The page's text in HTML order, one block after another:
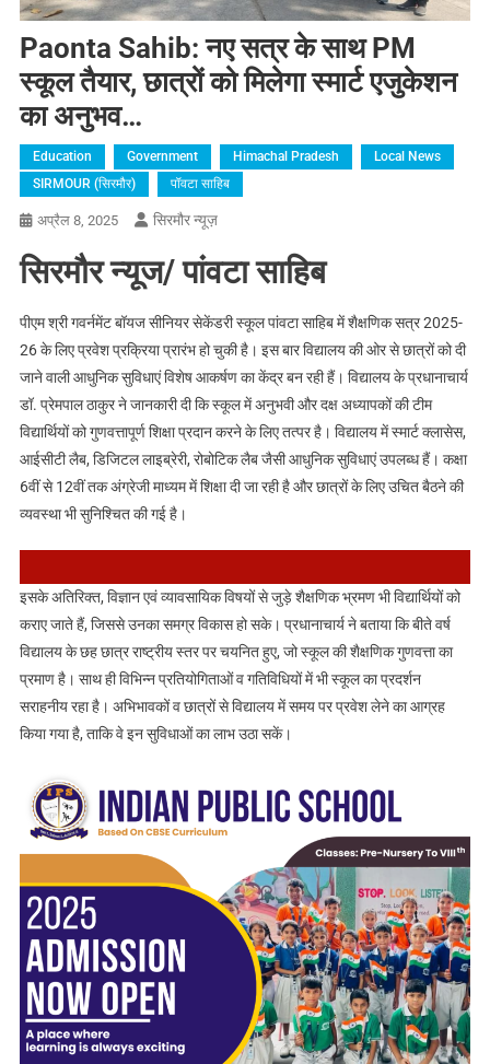
Paonta Sahib: नए सत्र के साथ PM
स्कूल तैयार, छात्रों को मिलेगा स्मार्ट एजुकेशन
का अनुभव…
Education Government Himachal Pradesh
Local News
SIRMOUR (सिरमौर)
पॉवटा साहिब
अप्रैल 8, 2025 सिरमौर न्यूज़
सिरमौर न्यूज/ पांवटा साहिब
पीएम श्री गवर्नमेंट बॉयज सीनियर सेकेंडरी स्कूल पांवटा साहिब में शैक्षणिक सत्र 2025-
26 के लिए प्रवेश प्रक्रिया प्रारंभ हो चुकी है। इस बार विद्यालय की ओर से छात्रों को दी
जाने वाली आधुनिक सुविधाएं विशेष आकर्षण का केंद्र बन रही हैं। विद्यालय के प्रधानाचार्य
डॉ. प्रेमपाल ठाकुर ने जानकारी दी कि स्कूल में अनुभवी और दक्ष अध्यापकों की टीम
विद्यार्थियों को गुणवत्तापूर्ण शिक्षा प्रदान करने के लिए तत्पर है। विद्यालय में स्मार्ट क्लासेस,
आईसीटी लैब, डिजिटल लाइब्रेरी, रोबोटिक लैब जैसी आधुनिक सुविधाएं उपलब्ध हैं। कक्षा
6वीं से 12वीं तक अंग्रेजी माध्यम में शिक्षा दी जा रही है और छात्रों के लिए उचित बैठने की
व्यवस्था भी सुनिश्चित की गई है।
इसके अतिरिक्त, विज्ञान एवं व्यावसायिक विषयों से जुड़े शैक्षणिक भ्रमण भी विद्यार्थियों को
कराए जाते हैं, जिससे उनका समग्र विकास हो सके। प्रधानाचार्य ने बताया कि बीते वर्ष
विद्यालय के छह छात्र राष्ट्रीय स्तर पर चयनित हुए, जो स्कूल की शैक्षणिक गुणवत्ता का
प्रमाण है। साथ ही विभिन्न प्रतियोगिताओं व गतिविधियों में भी स्कूल का प्रदर्शन
सराहनीय रहा है। अभिभावकों व छात्रों से विद्यालय में समय पर प्रवेश लेने का आग्रह
किया गया है, ताकि वे इन सुविधाओं का लाभ उठा सकें।